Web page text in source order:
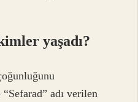
yaşadı?
adı verilen